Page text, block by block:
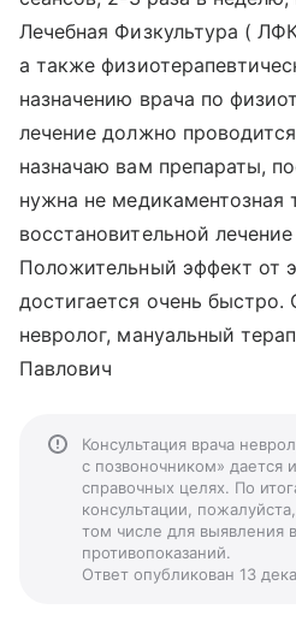
Лечебная Физкультура (
а также
назначению врача по
лечение должно
назначаю вам препараты,
нужна не медикаментозная
восстановительной
Положительный эффект от
достигается очень
невролог, мануальный
Павлович
Консультация врача
с позвоночником» дается
справочных целях. По
консультации,
том числе для выявления
противопоказаний.
Ответ опубликован 13